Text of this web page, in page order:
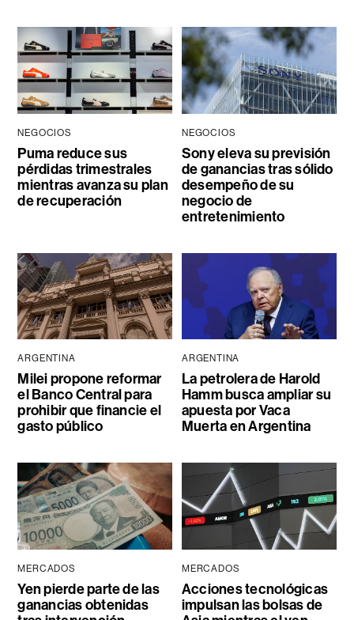
NEGOCIOS
Puma reduce sus
pérdidas trimestrales
mientras avanza su plan
de recuperación
NEGOCIOS
Sony eleva su previsión
de ganancias tras sólido
desempeño de su
negocio de
entretenimiento
ARGENTINA
Milei propone reformar
el Banco Central para
prohibir que financie el
gasto público
ARGENTINA
La petrolera de Harold
Hamm busca ampliar su
apuesta por Vaca
Muerta en Argentina
MERCADOS
Yen pierde parte de las
ganancias obtenidas
MERCADOS
Acciones tecnológicas
impulsan las bolsas de